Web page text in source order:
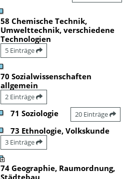
58 Chemische Technik,
Umwelttechnik, verschiedene
Technologien
5 Einträge
70 Sozialwissenschaften
allgemein
2 Einträge
71 Soziologie 20 Einträge
73 Ethnologie, Volkskunde
3 Einträge
74 Geographie, Raumordnung,
Städtebau